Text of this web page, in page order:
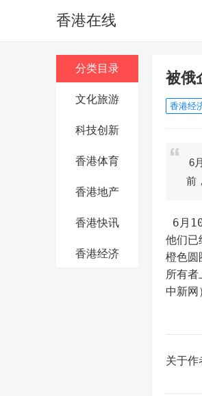
香港在线
分类目录
文化旅游
科技创新
香港体育
香港地产
香港快讯
香港经济
被俄
香港经
6
前
6月
他们已
橙色圆
所有
中新网
关于作